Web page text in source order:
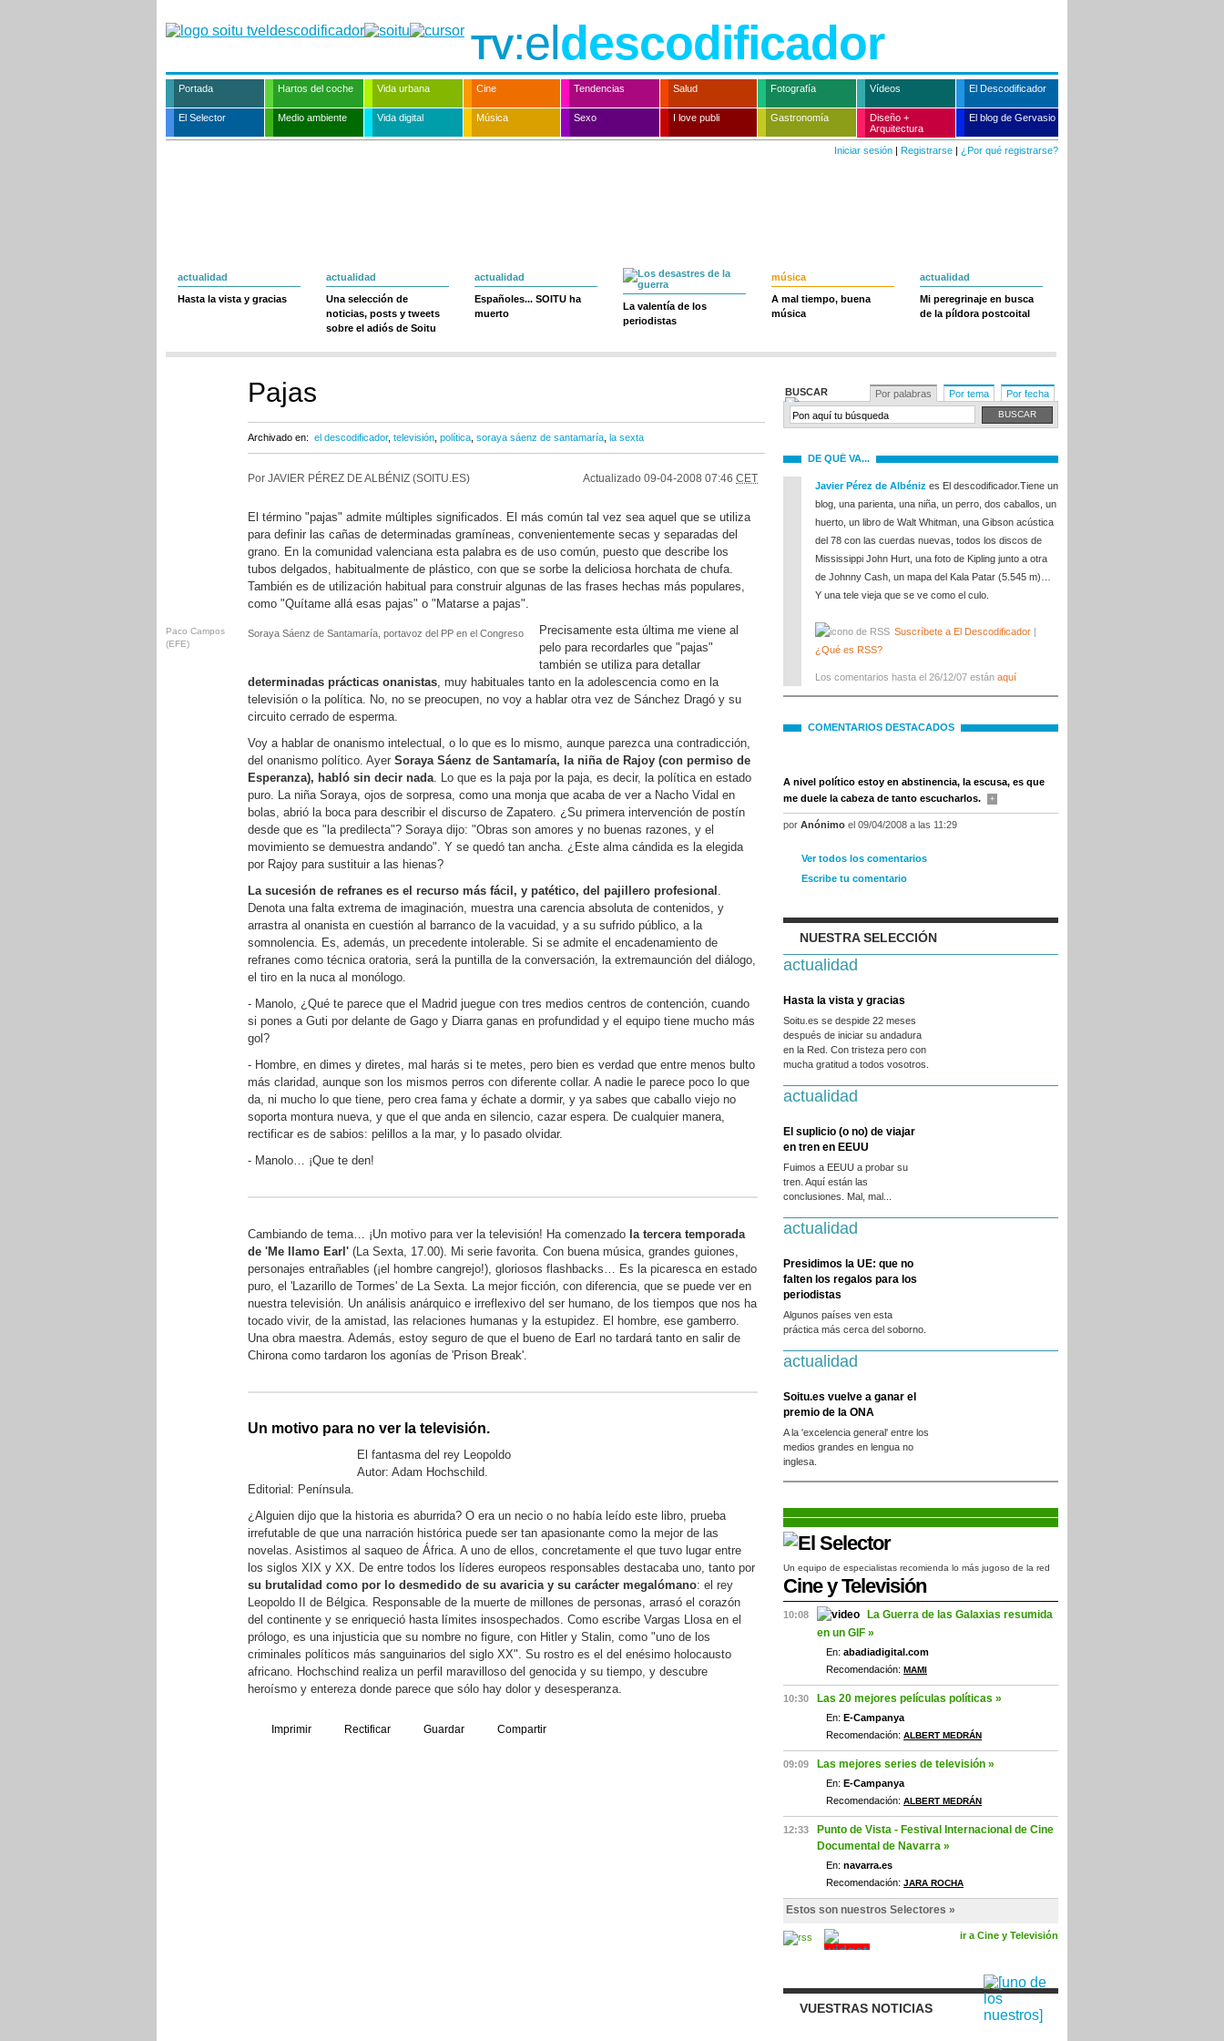
TV:eldescodificador
Portada Hartos del coche Vida urbana Cine Tendencias Salud Fotografía Vídeos El Descodificador
El Selector Medio ambiente Vida digital Música Sexo I love publi Gastronomía
Diseño +
Arquitectura
El blog de Gervasio
Iniciar sesión | Registrarse | ¿Por qué registrarse?
actualidad
Hasta la vista y gracias
actualidad
Una selección de
noticias, posts y tweets
sobre el adiós de Soitu
actualidad
Españoles... SOITU ha
muerto
La valentía de los
periodistas
música
A mal tiempo, buena
música
actualidad
Mi peregrinaje en busca
de la píldora postcoital
Pajas
Archivado en: el descodificador, televisión política soraya sáenz de santamaría la sexta
Por JAVIER PÉREZ DE ALBÉNIZ (SOITU.ES) Actualizado 09-04-2008 07:46 CET
El término "pajas" admite múltiples significados. El más común tal vez sea aquel que se utiliza
para definir las cañas de determinadas gramíneas, convenientemente secas y separadas del
grano. En la comunidad valenciana esta palabra es de uso común, puesto que describe los
tubos delgados, habitualmente de plástico, con que se sorbe la deliciosa horchata de chufa.
También es de utilización habitual para construir algunas de las frases hechas más populares,
como "Quítame allá esas pajas" o "Matarse a pajas".
Paco Campos
(EFE)
Soraya Sáenz de Santamaría, portavoz del PP en el Congreso
Precisamente esta última me viene al
pelo para recordarles que "pajas"
también se utiliza para detallar
determinadas prácticas onanistas, muy habituales tanto en la adolescencia como en la
televisión o la política. No, no se preocupen, no voy a hablar otra vez de Sánchez Dragó y su
circuito cerrado de esperma.
Voy a hablar de onanismo intelectual, o lo que es lo mismo, aunque parezca una contradicción,
del onanismo político. Ayer Soraya Sáenz de Santamaría, la niña de Rajoy (con permiso de
Esperanza), habló sin decir nada. Lo que es la paja por la paja, es decir, la política en estado
puro. La niña Soraya, ojos de sorpresa, como una monja que acaba de ver a Nacho Vidal en
bolas, abrió la boca para describir el discurso de Zapatero. ¿Su primera intervención de postín
desde que es "la predilecta"? Soraya dijo: "Obras son amores y no buenas razones, y el
movimiento se demuestra andando". Y se quedó tan ancha. ¿Este alma cándida es la elegida
por Rajoy para sustituir a las hienas?
La sucesión de refranes es el recurso más fácil, y patético, del pajillero profesional .
Denota una falta extrema de imaginación, muestra una carencia absoluta de contenidos, y
arrastra al onanista en cuestión al barranco de la vacuidad, y a su sufrido público, a la
somnolencia. Es, además, un precedente intolerable. Si se admite el encadenamiento de
refranes como técnica oratoria, será la puntilla de la conversación, la extremaunción del diálogo,
el tiro en la nuca al monólogo.
- Manolo, ¿Qué te parece que el Madrid juegue con tres medios centros de contención, cuando
si pones a Guti por delante de Gago y Diarra ganas en profundidad y el equipo tiene mucho más
gol?
- Hombre, en dimes y diretes, mal harás si te metes, pero bien es verdad que entre menos bulto
más claridad, aunque son los mismos perros con diferente collar. A nadie le parece poco lo que
da, ni mucho lo que tiene, pero crea fama y échate a dormir, y ya sabes que caballo viejo no
soporta montura nueva, y que el que anda en silencio, cazar espera. De cualquier manera,
rectificar es de sabios: pelillos a la mar, y lo pasado olvidar.
- Manolo… ¡Que te den!
Cambiando de tema… ¡Un motivo para ver la televisión! Ha comenzado la tercera temporada
de 'Me llamo Earl' (La Sexta, 17.00). Mi serie favorita. Con buena música, grandes guiones,
personajes entrañables (¡el hombre cangrejo!), gloriosos flashbacks… Es la picaresca en estado
puro, el 'Lazarillo de Tormes' de La Sexta. La mejor ficción, con diferencia, que se puede ver en
nuestra televisión. Un análisis anárquico e irreflexivo del ser humano, de los tiempos que nos ha
tocado vivir, de la amistad, las relaciones humanas y la estupidez. El hombre, ese gamberro.
Una obra maestra. Además, estoy seguro de que el bueno de Earl no tardará tanto en salir de
Chirona como tardaron los agonías de 'Prison Break'.
Un motivo para no ver la televisión.
El fantasma del rey Leopoldo
Autor: Adam Hochschild.
Editorial: Península.
¿Alguien dijo que la historia es aburrida? O era un necio o no había leído este libro, prueba
irrefutable de que una narración histórica puede ser tan apasionante como la mejor de las
novelas. Asistimos al saqueo de África. A uno de ellos, concretamente el que tuvo lugar entre
los siglos XIX y XX. De entre todos los líderes europeos responsables destacaba uno, tanto por
su brutalidad como por lo desmedido de su avaricia y su carácter megalómano: el rey
Leopoldo II de Bélgica. Responsable de la muerte de millones de personas, arrasó el corazón
del continente y se enriqueció hasta límites insospechados. Como escribe Vargas Llosa en el
prólogo, es una injusticia que su nombre no figure, con Hitler y Stalin, como "uno de los
criminales políticos más sanguinarios del siglo XX". Su rostro es el del enésimo holocausto
africano. Hochschind realiza un perfil maravilloso del genocida y su tiempo, y descubre
heroísmo y entereza donde parece que sólo hay dolor y desesperanza.
Imprimir Rectificar Guardar Compartir
BUSCAR Por palabras Por tema Por fecha
DE QUÉ VA...
Javier Pérez de Albéniz es El descodificador.Tiene un
blog, una parienta, una niña, un perro, dos caballos, un
huerto, un libro de Walt Whitman, una Gibson acústica
del 78 con las cuerdas nuevas, todos los discos de
Mississippi John Hurt, una foto de Kipling junto a otra
de Johnny Cash, un mapa del Kala Patar (5.545 m)…
Y una tele vieja que se ve como el culo.
Suscríbete a El Descodificador |
¿Qué es RSS?
Los comentarios hasta el 26/12/07 están aquí
COMENTARIOS DESTACADOS
A nivel político estoy en abstinencia, la escusa, es que
me duele la cabeza de tanto escucharlos.
+
por Anónimo el 09/04/2008 a las 11:29
Ver todos los comentarios
Escribe tu comentario
NUESTRA SELECCIÓN
actualidad
Hasta la vista y gracias
Soitu.es se despide 22 meses
después de iniciar su andadura
en la Red. Con tristeza pero con
mucha gratitud a todos vosotros.
actualidad
El suplicio (o no) de viajar
en tren en EEUU
Fuimos a EEUU a probar su
tren. Aquí están las
conclusiones. Mal, mal...
actualidad
Presidimos la UE: que no
falten los regalos para los
periodistas
Algunos países ven esta
práctica más cerca del soborno.
actualidad
Soitu.es vuelve a ganar el
premio de la ONA
A la 'excelencia general' entre los
medios grandes en lengua no
inglesa.
Un equipo de especialistas recomienda lo más jugoso de la red
Cine y Televisión
10:08
La Guerra de las Galaxias resumida
en un GIF »
En: abadiadigital.com
Recomendación: MAMI
10:30 Las 20 mejores películas políticas »
En: E-Campanya
Recomendación: ALBERT MEDRÁN
09:09 Las mejores series de televisión »
En: E-Campanya
Recomendación: ALBERT MEDRÁN
12:33
Punto de Vista - Festival Internacional de Cine
Documental de Navarra »
En: navarra.es
Recomendación: JARA ROCHA
Estos son nuestros Selectores »
ir a Cine y Televisión
VUESTRAS NOTICIAS